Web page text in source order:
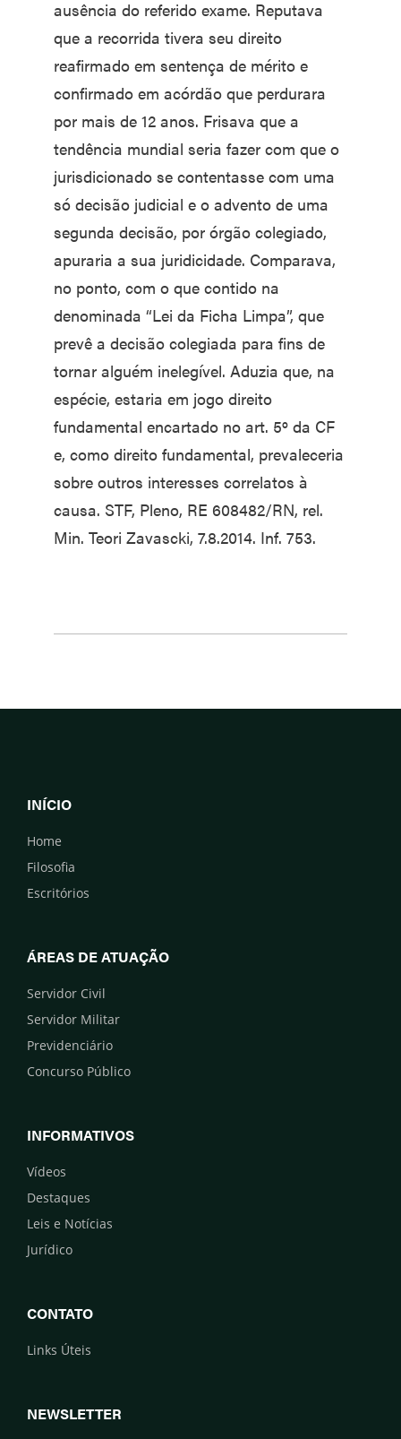
ausência do referido exame. Reputava
que a recorrida tivera seu direito
reafirmado em sentença de mérito e
confirmado em acórdão que perdurara
por mais de 12 anos. Frisava que a
tendência mundial seria fazer com que o
jurisdicionado se contentasse com uma
só decisão judicial e o advento de uma
segunda decisão, por órgão colegiado,
apuraria a sua juridicidade. Comparava,
no ponto, com o que contido na
denominada “Lei da Ficha Limpa”, que
prevê a decisão colegiada para fins de
tornar alguém inelegível. Aduzia que, na
espécie, estaria em jogo direito
fundamental encartado no art. 5º da CF
e, como direito fundamental, prevaleceria
sobre outros interesses correlatos à
causa. STF, Pleno, RE 608482/RN, rel.
Min. Teori Zavascki, 7.8.2014. Inf. 753.
INÍCIO
Home
Filosofia
Escritórios
ÁREAS DE ATUAÇÃO
Servidor Civil
Servidor Militar
Previdenciário
Concurso Público
INFORMATIVOS
Vídeos
Destaques
Leis e Notícias
Jurídico
CONTATO
Links Úteis
NEWSLETTER